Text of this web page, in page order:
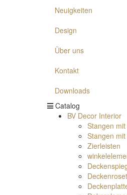
Neuigkeiten
Design
Über uns
Kontakt
Downloads
Catalog
BV Decor Interior
Stangen
Stangen
Zierleisten